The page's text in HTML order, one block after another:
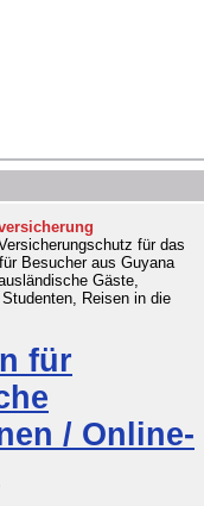
für das
Besucher aus Guyana
Gäste,
Reisen in die
für
/ Online-